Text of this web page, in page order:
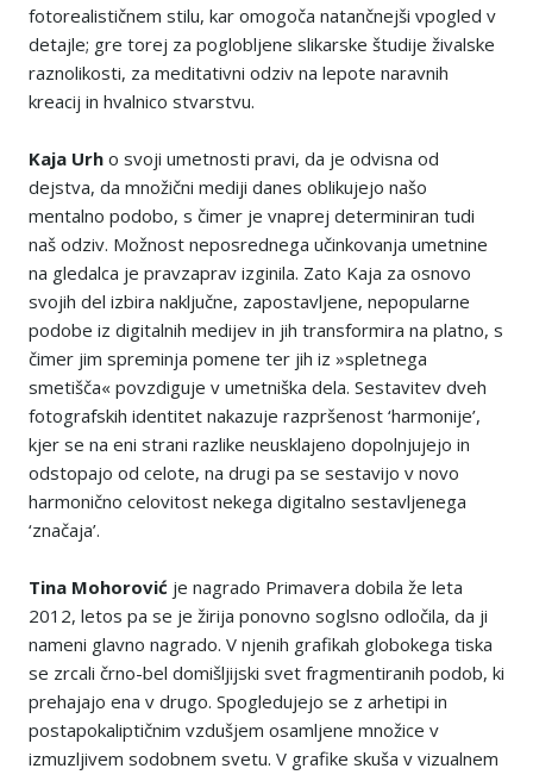
fotorealističnem stilu, kar omogoča natančnejši vpogled v
detajle; gre torej za poglobljene slikarske študije živalske
raznolikosti, za meditativni odziv na lepote naravnih
kreacij in hvalnico stvarstvu.
Kaja Urh o svoji umetnosti pravi, da je odvisna od
dejstva, da množični mediji danes oblikujejo našo
mentalno podobo, s čimer je vnaprej determiniran tudi
naš odziv. Možnost neposrednega učinkovanja umetnine
na gledalca je pravzaprav izginila. Zato Kaja za osnovo
svojih del izbira naključne, zapostavljene, nepopularne
podobe iz digitalnih medijev in jih transformira na platno, s
čimer jim spreminja pomene ter jih iz »spletnega
smetišča« povzdiguje v umetniška dela. Sestavitev dveh
fotografskih identitet nakazuje razpršenost ‘harmonije’,
kjer se na eni strani razlike neusklajeno dopolnjujejo in
odstopajo od celote, na drugi pa se sestavijo v novo
harmonično celovitost nekega digitalno sestavljenega
‘značaja’.
Tina Mohorović je nagrado Primavera dobila že leta
2012, letos pa se je žirija ponovno soglsno odločila, da ji
nameni glavno nagrado. V njenih grafikah globokega tiska
se zrcali črno-bel domišljijski svet fragmentiranih podob, ki
prehajajo ena v drugo. Spogledujejo se z arhetipi in
postapokaliptičnim vzdušjem osamljene množice v
izmuzljivem sodobnem svetu. V grafike skuša v vizualnem